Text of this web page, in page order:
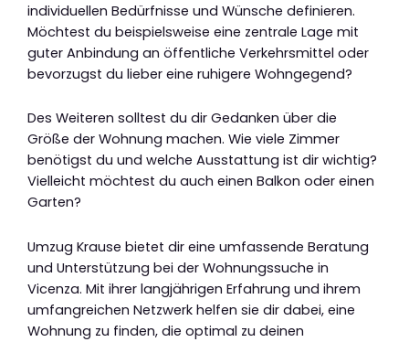
individuellen Bedürfnisse und Wünsche definieren.
Möchtest du beispielsweise eine zentrale Lage mit
guter Anbindung an öffentliche Verkehrsmittel oder
bevorzugst du lieber eine ruhigere Wohngegend?
Des Weiteren solltest du dir Gedanken über die
Größe der Wohnung machen. Wie viele Zimmer
benötigst du und welche Ausstattung ist dir wichtig?
Vielleicht möchtest du auch einen Balkon oder einen
Garten?
Umzug Krause bietet dir eine umfassende Beratung
und Unterstützung bei der Wohnungssuche in
Vicenza. Mit ihrer langjährigen Erfahrung und ihrem
umfangreichen Netzwerk helfen sie dir dabei, eine
Wohnung zu finden, die optimal zu deinen